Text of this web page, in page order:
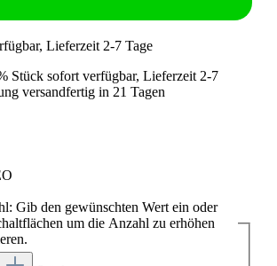
Lieferzeit 2-7 Tage
Stück sofort verfügbar, Lieferzeit 2-7
versandfertig in 21 Tagen
Gib den gewünschten Wert ein oder
um die Anzahl zu erhöhen